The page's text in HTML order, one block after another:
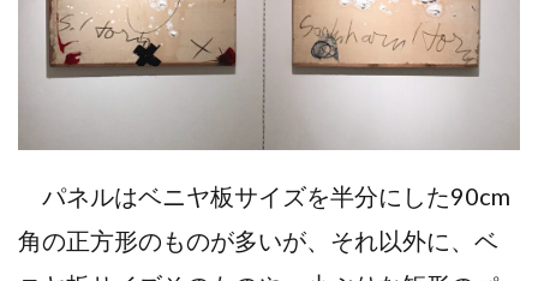
パネルはベニヤ板サイズを半分にした90cm
角の正方形のものが多いが、それ以外に、ベ